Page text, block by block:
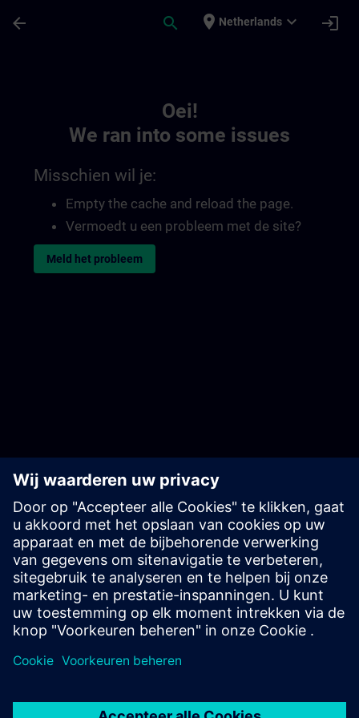
arrow_back search place Netherlands expand_more login
Oei!
We ran into some issues
Misschien wil je:
Empty the cache and reload the page.
Vermoedt u een probleem met de site?
Meld het probleem